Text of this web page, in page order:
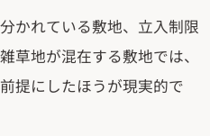
かれている敷地、立入制限
草地が混在する敷地では、
提にしたほうが現実的で